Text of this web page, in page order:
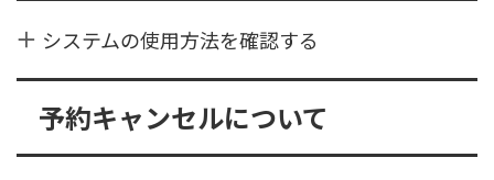
システムの使用方法を確認する
予約キャンセルについて